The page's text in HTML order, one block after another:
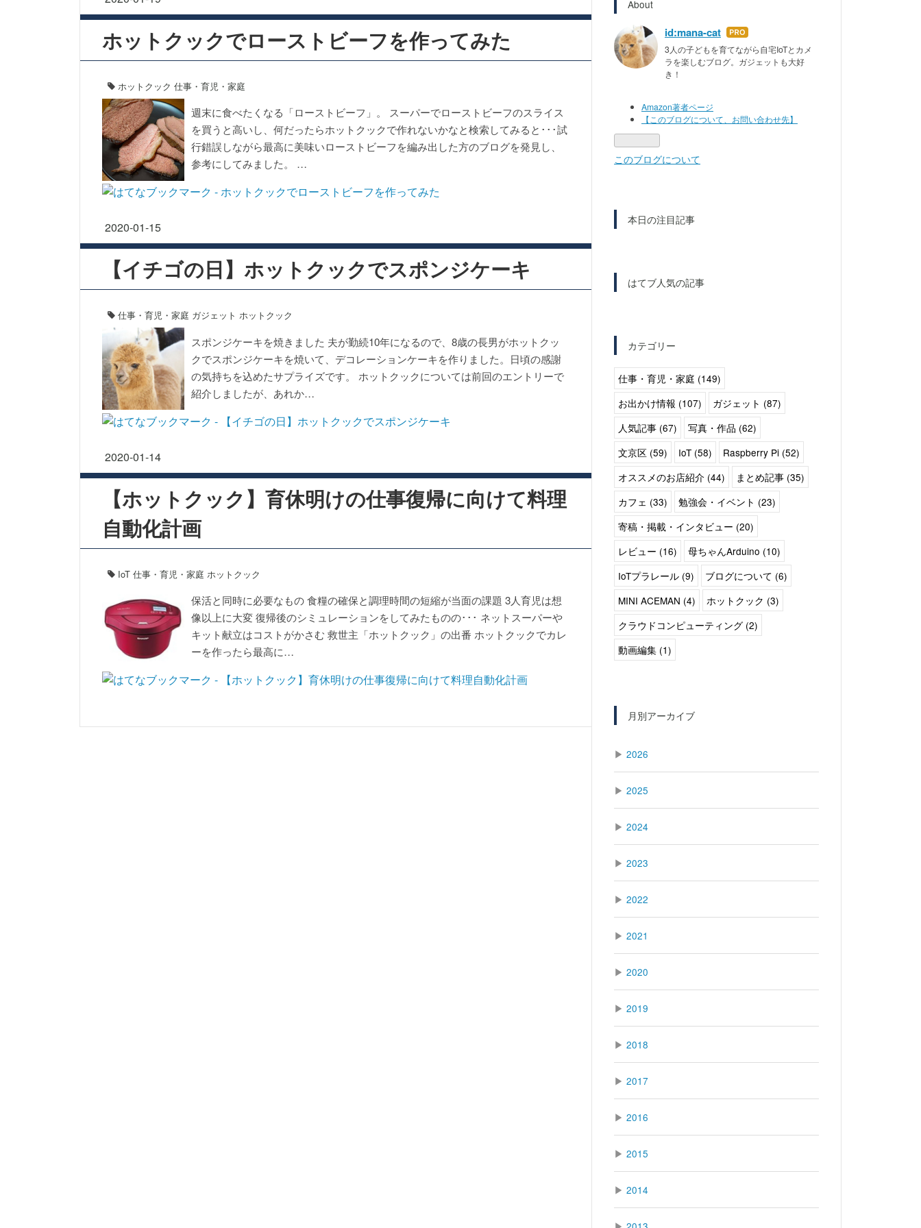
ホットクックでローストビーフを作ってみた
ホットクック 仕事・育児・家庭
週末に食べたくなる「ローストビーフ」。 スーパーでローストビーフのスライス
を買うと高いし、何だったらホットクックで作れないかなと検索してみると･･･試
行錯誤しながら最高に美味いローストビーフを編み出した方のブログを発見し、
参考にしてみました。 …
2020-01-15
【イチゴの日】ホットクックでスポンジケーキ
仕事・育児・家庭 ガジェット ホットクック
スポンジケーキを焼きました 夫が勤続10年になるので、8歳の長男がホットクッ
クでスポンジケーキを焼いて、デコレーションケーキを作りました。日頃の感謝
の気持ちを込めたサプライズです。 ホットクックについては前回のエントリーで
紹介しましたが、あれか…
2020-01-14
【ホットクック】育休明けの仕事復帰に向けて料理
自動化計画
IoT 仕事・育児・家庭 ホットクック
保活と同時に必要なもの 食糧の確保と調理時間の短縮が当面の課題 3人育児は想
像以上に大変 復帰後のシミュレーションをしてみたものの･･･ ネットスーパーや
キット献立はコストがかさむ 救世主「ホットクック」の出番 ホットクックでカレ
ーを作ったら最高に…
About
id:mana-cat はて
なブ
ログ
3人の子どもを育てながら自宅IoTとカメ
ラを楽しむブログ。ガジェットも大好
き！
Amazon著者ページ
【このブログについて、お問い合わせ先】
このブログについて
本日の注目記事
はてブ人気の記事
カテゴリー
仕事・育児・家庭 (149)
お出かけ情報 (107)
ガジェット (87)
人気記事 (67)
写真・作品 (62)
文京区 (59)
IoT (58)
Raspberry Pi (52)
オススメのお店紹介 (44)
まとめ記事 (35)
カフェ (33)
勉強会・イベント (23)
寄稿・掲載・インタビュー (20)
レビュー (16)
母ちゃんArduino (10)
IoTプラレール (9)
ブログについて (6)
MINI ACEMAN (4)
ホットクック (3)
クラウドコンピューティング (2)
動画編集 (1)
月別アーカイブ
▶ 2026
▶ 2025
▶ 2024
▶ 2023
▶ 2022
▶ 2021
▶ 2020
▶ 2019
▶ 2018
▶ 2017
▶ 2016
▶ 2015
▶ 2014